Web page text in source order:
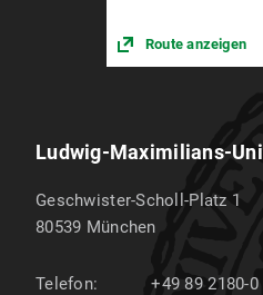
Route anzeigen
Ludwig-Maximilians-
Geschwister-Scholl-Platz 1
80539 München
Telefon:
+49 89 2180-0